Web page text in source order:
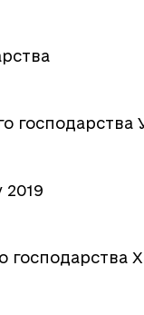
господарства
2019
господарства